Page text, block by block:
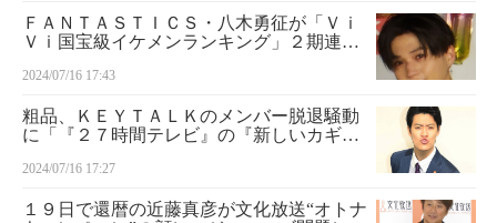
ＦＡＮＴＡＳＴＩＣＳ・八木勇征が「Ｖｉ
Ｖｉ国宝級イケメンランキング」２期連続
の人間として素敵に成長していきたい」
2024/07/16 17:43
粗品、ＫＥＹＴＡＬＫのメンバー脱退騒動
に「『２７時間テレビ』の『新しいカギ』
ぞ！」
2024/07/16 17:27
１９日で還暦の近藤真彦が文化放送“オトナ